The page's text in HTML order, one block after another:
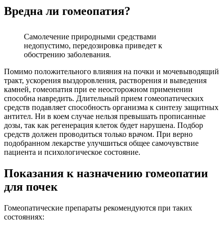
Вредна ли гомеопатия?
Самолечение природными средствами
недопустимо, передозировка приведет к
обострению заболевания.
Помимо положительного влияния на почки и мочевыводящий
тракт, ускорения выздоровления, растворения и выведения
камней, гомеопатия при ее неосторожном применении
способна навредить. Длительный прием гомеопатических
средств подавляет способность организма к синтезу защитных
антител. Ни в коем случае нельзя превышать прописанные
дозы, так как регенерация клеток будет нарушена. Подбор
средств должен проводиться только врачом. При верно
подобранном лекарстве улучшиться общее самочувствие
пациента и психологическое состояние.
Показания к назначению гомеопатии
для почек
Гомеопатические препараты рекомендуются при таких
состояниях: